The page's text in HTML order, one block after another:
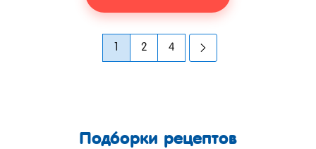
1 2 4
Подборки рецептов